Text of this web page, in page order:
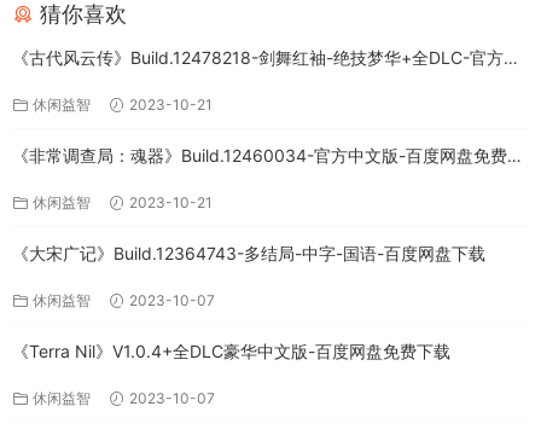
猜你喜欢
《古代风云传》Build.12478218-剑舞红袖-绝技梦华+全DLC-官方中
休闲益智 2023-10-21
《非常调查局：魂器》Build.12460034-官方中文版-百度网盘免费下
休闲益智 2023-10-21
《大宋广记》Build.12364743-多结局-中字-国语-百度网盘下载
休闲益智 2023-10-07
《Terra Nil》V1.0.4+全DLC豪华中文版-百度网盘免费下载
休闲益智 2023-10-07